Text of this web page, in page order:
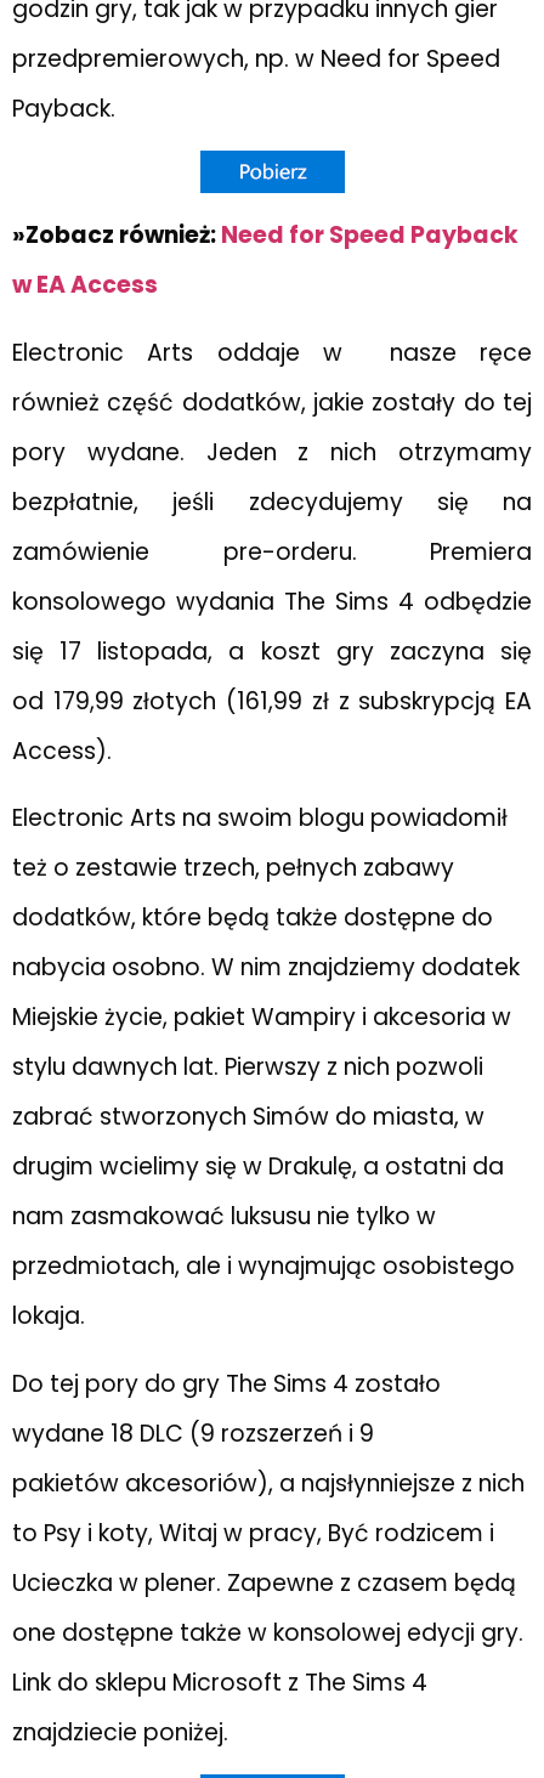
godzin gry, tak jak w przypadku innych gier
przedpremierowych, np. w Need for Speed
Payback.
»Zobacz również:Need for Speed Payback
w EA Access
Electronic Arts oddaje w nasze ręce
również część dodatków, jakie zostały do tej
pory wydane. Jeden z nich otrzymamy
bezpłatnie, jeśli zdecydujemy się na
zamówienie pre-orderu. Premiera
konsolowego wydania The Sims 4 odbędzie
się 17 listopada, a koszt gry zaczyna się
od 179,99 złotych (161,99 zł z subskrypcją EA
Access).
Electronic Arts na swoim blogu powiadomił
też o zestawie trzech, pełnych zabawy
dodatków, które będą także dostępne do
nabycia osobno. W nim znajdziemy dodatek
Miejskie życie, pakiet Wampiry i akcesoria w
stylu dawnych lat. Pierwszy z nich pozwoli
zabrać stworzonych Simów do miasta, w
drugim wcielimy się w Drakulę, a ostatni da
nam zasmakować luksusu nie tylko w
przedmiotach, ale i wynajmując osobistego
lokaja.
Do tej pory do gry The Sims 4 zostało
wydane 18 DLC (9 rozszerzeń i 9
pakietów akcesoriów), a najsłynniejsze z nich
to Psy i koty, Witaj w pracy, Być rodzicem i
Ucieczka w plener. Zapewne z czasem będą
one dostępne także w konsolowej edycji gry.
Link do sklepu Microsoft z The Sims 4
znajdziecie poniżej.